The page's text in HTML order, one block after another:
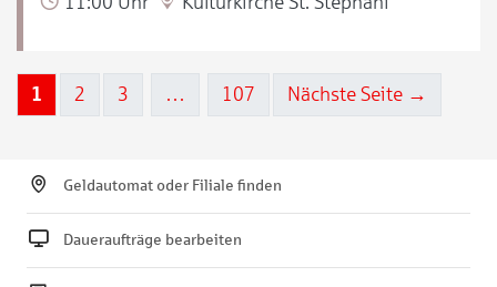
1 2 3 … 107 Nächste Seite →
Geldautomat oder Filiale finden
Daueraufträge bearbeiten